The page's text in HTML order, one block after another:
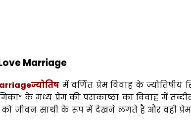
Marriage
ज्योतिष में वर्णित प्रेम विवाह के ज्योतिषीय
के मध्य प्रेम की पराकाष्ठा का विवाह में
जीवन साथी के रूप में देखने लगते है और वही